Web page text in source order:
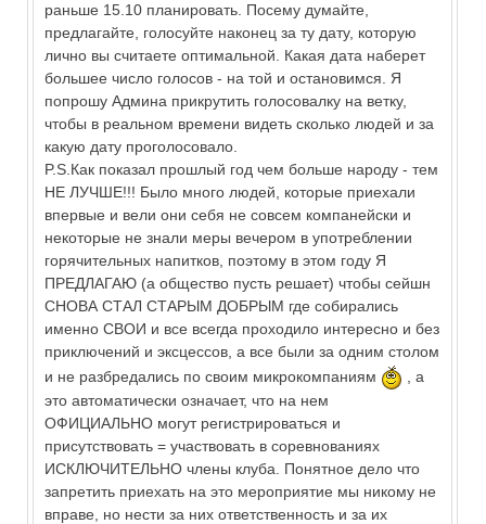
раньше 15.10 планировать. Посему думайте,
предлагайте, голосуйте наконец за ту дату, которую
лично вы считаете оптимальной. Какая дата наберет
большее число голосов - на той и остановимся. Я
попрошу Админа прикрутить голосовалку на ветку,
чтобы в реальном времени видеть сколько людей и за
какую дату проголосовало.
P.S.Как показал прошлый год чем больше народу - тем
НЕ ЛУЧШЕ!!! Было много людей, которые приехали
впервые и вели они себя не совсем компанейски и
некоторые не знали меры вечером в употреблении
горячительных напитков, поэтому в этом году Я
ПРЕДЛАГАЮ (а общество пусть решает) чтобы сейшн
СНОВА СТАЛ СТАРЫМ ДОБРЫМ где собирались
именно СВОИ и все всегда проходило интересно и без
приключений и эксцессов, а все были за одним столом
и не разбредались по своим микрокомпаниям
, а
это автоматически означает, что на нем
ОФИЦИАЛЬНО могут регистрироваться и
присутствовать = участвовать в соревнованиях
ИСКЛЮЧИТЕЛЬНО члены клуба. Понятное дело что
запретить приехать на это мероприятие мы никому не
вправе, но нести за них ответственность и за их